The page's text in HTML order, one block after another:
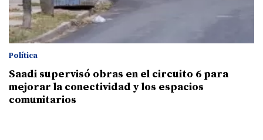
Política
Saadi supervisó obras en el circuito 6 para
mejorar la conectividad y los espacios
comunitarios